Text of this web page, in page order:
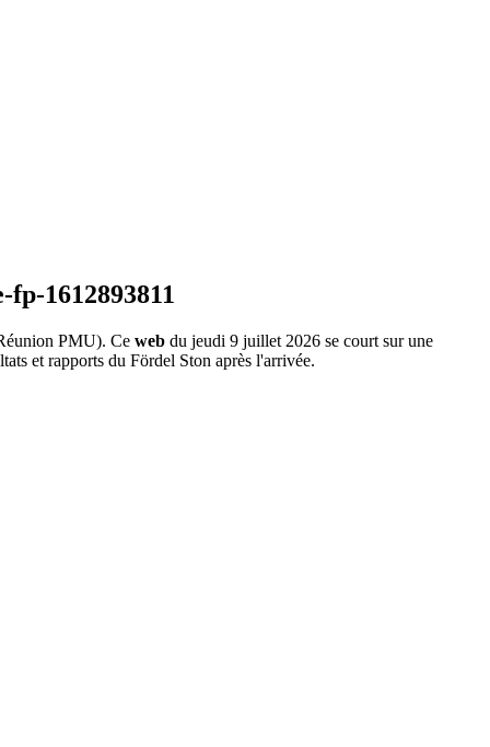
PMU). Ce web du jeudi 9 juillet 2026 se court sur une
et rapports du Fördel Ston après l'arrivée.